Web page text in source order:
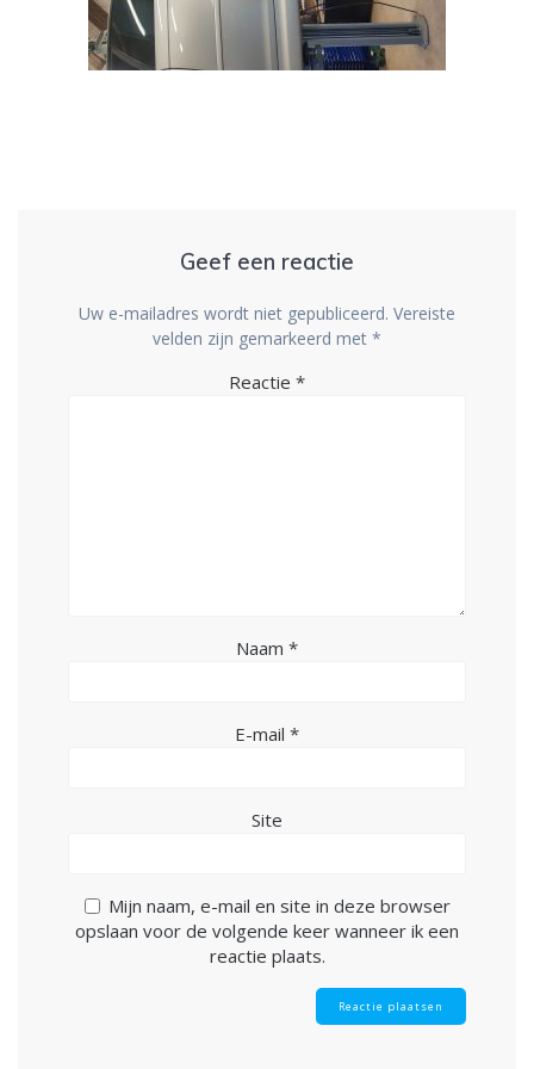
Geef een reactie
Uw e-mailadres wordt niet gepubliceerd. Vereiste
velden zijn gemarkeerd met *
Reactie *
Naam *
E-mail *
Site
Mijn naam, e-mail en site in deze browser
opslaan voor de volgende keer wanneer ik een
reactie plaats.